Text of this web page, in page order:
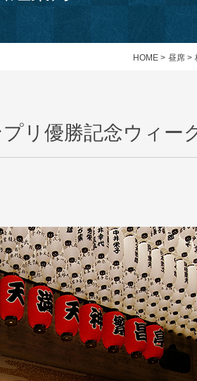
HOME > 昼席 >
リ優勝記念ウィー